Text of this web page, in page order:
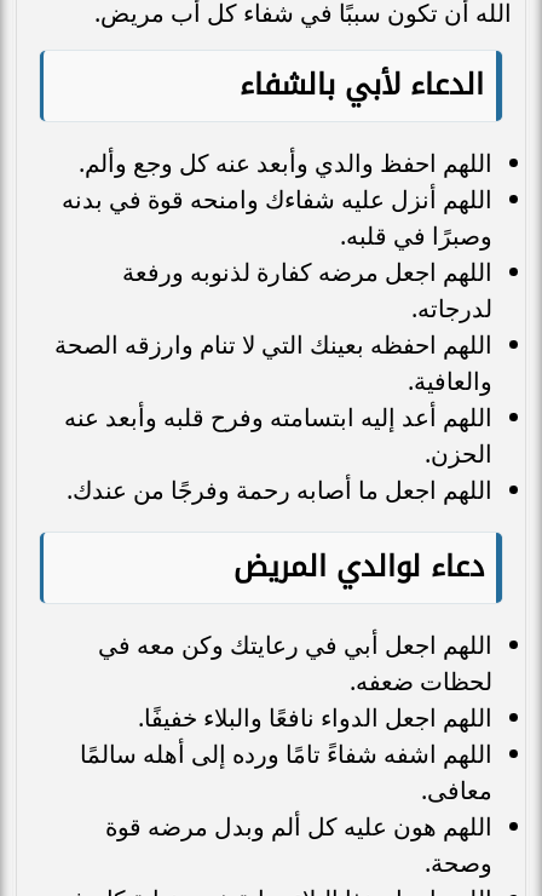
الله أن تكون سببًا في شفاء كل أب مريض.
الدعاء لأبي بالشفاء
اللهم احفظ والدي وأبعد عنه كل وجع وألم.
اللهم أنزل عليه شفاءك وامنحه قوة في بدنه
وصبرًا في قلبه.
اللهم اجعل مرضه كفارة لذنوبه ورفعة
لدرجاته.
اللهم احفظه بعينك التي لا تنام وارزقه الصحة
والعافية.
اللهم أعد إليه ابتسامته وفرح قلبه وأبعد عنه
الحزن.
اللهم اجعل ما أصابه رحمة وفرجًا من عندك.
دعاء لوالدي المريض
اللهم اجعل أبي في رعايتك وكن معه في
لحظات ضعفه.
اللهم اجعل الدواء نافعًا والبلاء خفيفًا.
اللهم اشفه شفاءً تامًا ورده إلى أهله سالمًا
معافى.
اللهم هون عليه كل ألم وبدل مرضه قوة
وصحة.